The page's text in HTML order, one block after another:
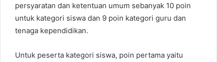
persyaratan dan ketentuan umum sebanyak 10 poin
untuk kategori siswa dan 9 poin kategori guru dan
tenaga kependidikan.
Untuk peserta kategori siswa, poin pertama yaitu